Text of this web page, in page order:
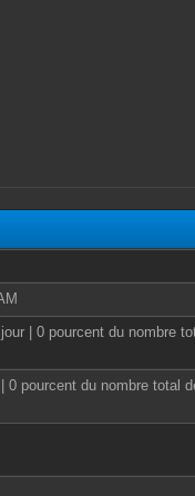
| 0 pourcent du nombre
0 pourcent du nombre total